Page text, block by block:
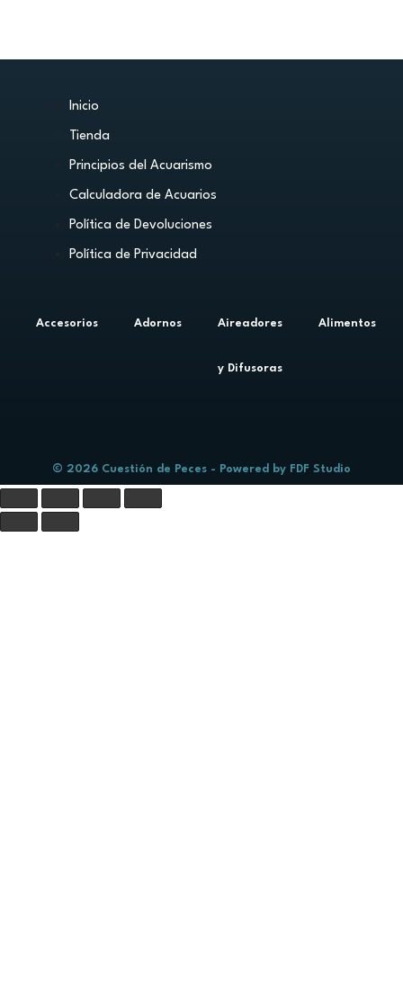
Inicio
Tienda
Principios del Acuarismo
Calculadora de Acuarios
Política de Devoluciones
Política de Privacidad
Accesorios Adornos Aireadores
y Difusoras
Alimentos
© 2026 Cuestión de Peces - Powered by FDF Studio